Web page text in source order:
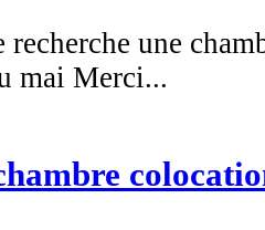
une
mai Merci...